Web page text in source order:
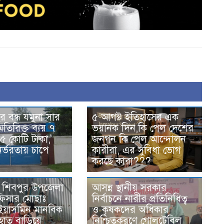
বন্ধ যমুনা সার
ব্যয় ৭
কোটি টাকা,
চাপে
৫ আগষ্ট ইতিহাসের এক
ভয়ানক দিন,কি পেল দেশের
জনগন কি পেল আন্দোলন
কারীরা, এর সুবিধা ভোগ
করছে কারা???
শিবপুর উপজেলা
মোছাঃ
মানবিক
বাড়িয়ে
আসন্ন স্থানীয় সরকার
নির্বাচনে নারীর প্রতিনিধিত্ব
ও কৃষকদের অধিকার
নিশ্চিতকরণে গোলটেবিল